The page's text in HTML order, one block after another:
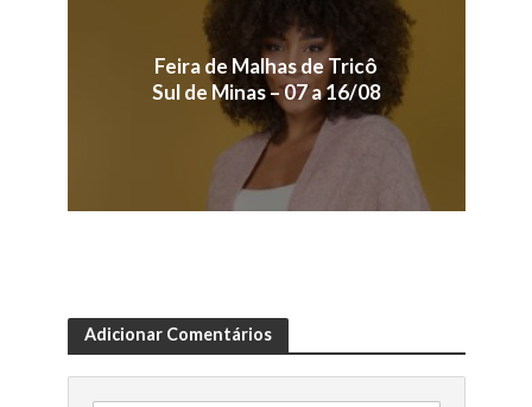
Feira de Malhas de Tricô
Sul de Minas – 07 a 16/08
Adicionar Comentários